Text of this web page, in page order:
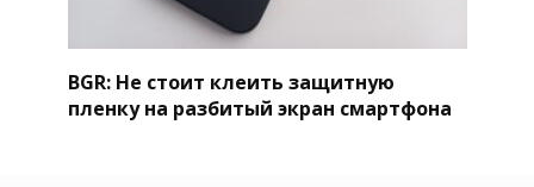
BGR: Не стоит клеить защитную
пленку на разбитый экран смартфона